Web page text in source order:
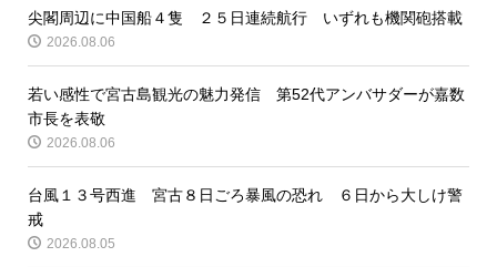
尖閣周辺に中国船４隻 ２５日連続航行 いずれも機関砲搭載
2026.08.06
若い感性で宮古島観光の魅力発信 第52代アンバサダーが嘉数
市長を表敬
2026.08.06
台風１３号西進 宮古８日ごろ暴風の恐れ ６日から大しけ警
戒
2026.08.05